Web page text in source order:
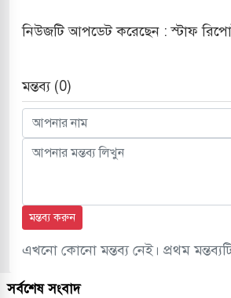
নিউজটি আপডেট করেছেন : স্টাফ
মন্তব্য (0)
মন্তব্য করুন
এখনো কোনো মন্তব্য নেই। প্রথম
সর্বশেষ সংবাদ